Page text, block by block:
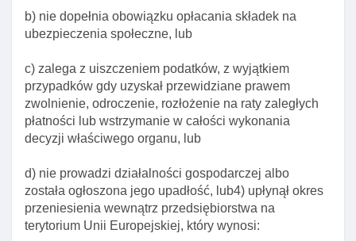
b) nie dopełnia obowiązku opłacania składek na
ubezpieczenia społeczne, lub
c) zalega z uiszczeniem podatków, z wyjątkiem
przypadków gdy uzyskał przewidziane prawem
zwolnienie, odroczenie, rozłożenie na raty zaległych
płatności lub wstrzymanie w całości wykonania
decyzji właściwego organu, lub
d) nie prowadzi działalności gospodarczej albo
została ogłoszona jego upadłość, lub4) upłynął okres
przeniesienia wewnątrz przedsiębiorstwa na
terytorium Unii Europejskiej, który wynosi:
Art. 139g. Cofnięcie zezwolenia na pobyt czasowy
w celu wykonywania pracy w ramach
Art. 139h. Okres ważnośCI zezwolenia na pobyt
czasowy w celu wykonywania pracy w ramach
przeniesienia wewnątrz przedsiębiorstwa
Art. 139i. Decyzja w sprawie udzielenia
wykonywania pracy w ramach przeniesienia
wewnątrz przedsiębiorstwa
Art. 139j. Obowiązki informacyjne organów w
sprawach udzielenia zezwolenia na pobyt